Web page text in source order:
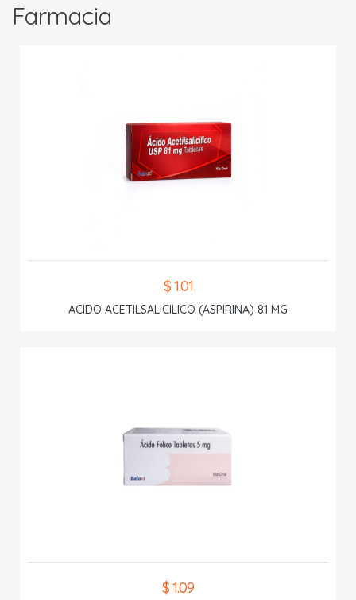
Farmacia
$ 1.01
ACIDO ACETILSALICILICO (ASPIRINA) 81 MG
$ 1.09